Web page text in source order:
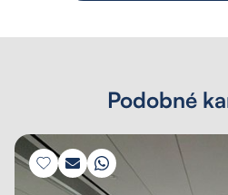
Podobné